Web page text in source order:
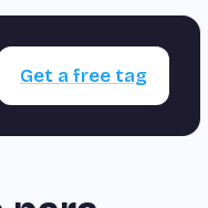
Get a free tag